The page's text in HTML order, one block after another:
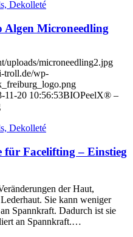
Dekolleté
Microneedling
uploads/microneedling2.jpg
troll.de/wp-
11-20 10:56:53BIOPeelX® –
Dekolleté
für Facelifting – Einstieg
der Haut,
Sie kann weniger
Spannkraft. Dadurch ist sie
an Spannkraft.…